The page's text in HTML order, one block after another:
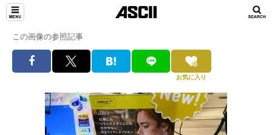
この画像の参照記事
お気に入り